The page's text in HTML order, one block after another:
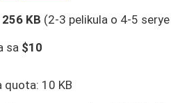
256 KB (2-3 pelikula o 4-5 serye
sa $10
quota: 10 KB